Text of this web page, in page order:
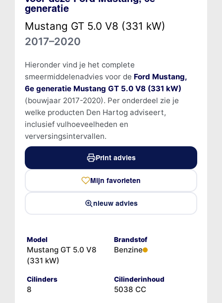
generatie
Mustang GT 5.0 V8 (331 kW)
2017–2020
Hieronder vind je het complete
smeermiddelenadvies voor de Ford Mustang,
6e generatie Mustang GT 5.0 V8 (331 kW)
(bouwjaar 2017-2020). Per onderdeel zie je
welke producten Den Hartog adviseert,
inclusief vulhoeveelheden en
verversingsintervallen.
Print advies
Mijn favorieten
nieuw advies
Model
Mustang GT 5.0 V8
(331 kW)
Brandstof
Benzine
Cilinders
8
Cilinderinhoud
5038 CC